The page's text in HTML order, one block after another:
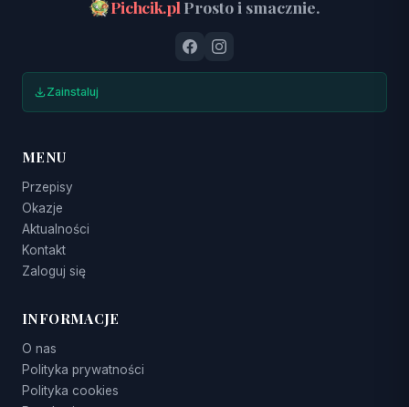
Pichcik.pl Prosto i smacznie.
Zainstaluj
MENU
Przepisy
Okazje
Aktualności
Kontakt
Zaloguj się
INFORMACJE
O nas
Polityka prywatności
Polityka cookies